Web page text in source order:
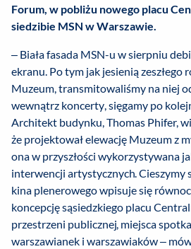
Forum, w pobliżu nowego placu
siedzibie MSN w Warszawie.
– Biała fasada MSN-u w sierpniu
ekranu. Po tym jak jesienią zeszłego
Muzeum, transmitowaliśmy na niej
wewnątrz koncerty, sięgamy po
Architekt budynku, Thomas Phifer,
że projektował elewację Muzeum z
ona w przyszłości wykorzystywana
interwencji artystycznych. Cieszymy
kina plenerowego wpisuje się
koncepcję sąsiedzkiego placu
przestrzeni publicznej, miejsca
warszawianek i warszawiaków–